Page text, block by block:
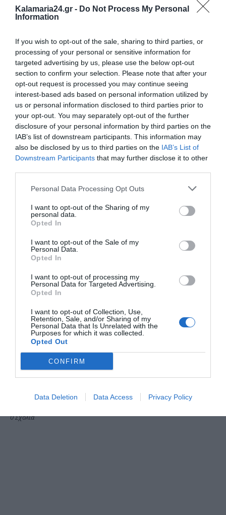
Kalamaria24.gr - Do Not Process My Personal
Information
If you wish to opt-out of the sale, sharing to third parties, or
processing of your personal or sensitive information for
targeted advertising by us, please use the below opt-out
section to confirm your selection. Please note that after your
opt-out request is processed you may continue seeing
interest-based ads based on personal information utilized by
us or personal information disclosed to third parties prior to
your opt-out. You may separately opt-out of the further
disclosure of your personal information by third parties on the
IAB’s list of downstream participants. This information may
also be disclosed by us to third parties on the IAB’s List of
Downstream Participants that may further disclose it to other
Personal Data Processing Opt Outs
I want to opt-out of the Sharing of my
personal data.
Opted In
I want to opt-out of the Sale of my
Personal Data.
Opted In
I want to opt-out of processing my
Personal Data for Targeted Advertising.
Opted In
I want to opt-out of Collection, Use,
Retention, Sale, and/or Sharing of my
Personal Data that Is Unrelated with the
Purposes for which it was collected.
Opted Out
CONFIRM
Data Deletion Data Access Privacy Policy
ΘΡΗΣΚΕΙΑ ΧΡΙΣΤΟΥΓΕΝΝΑ
ΔΗΜΟΣΊΕΥΣΗ ΣΧΟΛΊΟΥ
0 Σχόλια